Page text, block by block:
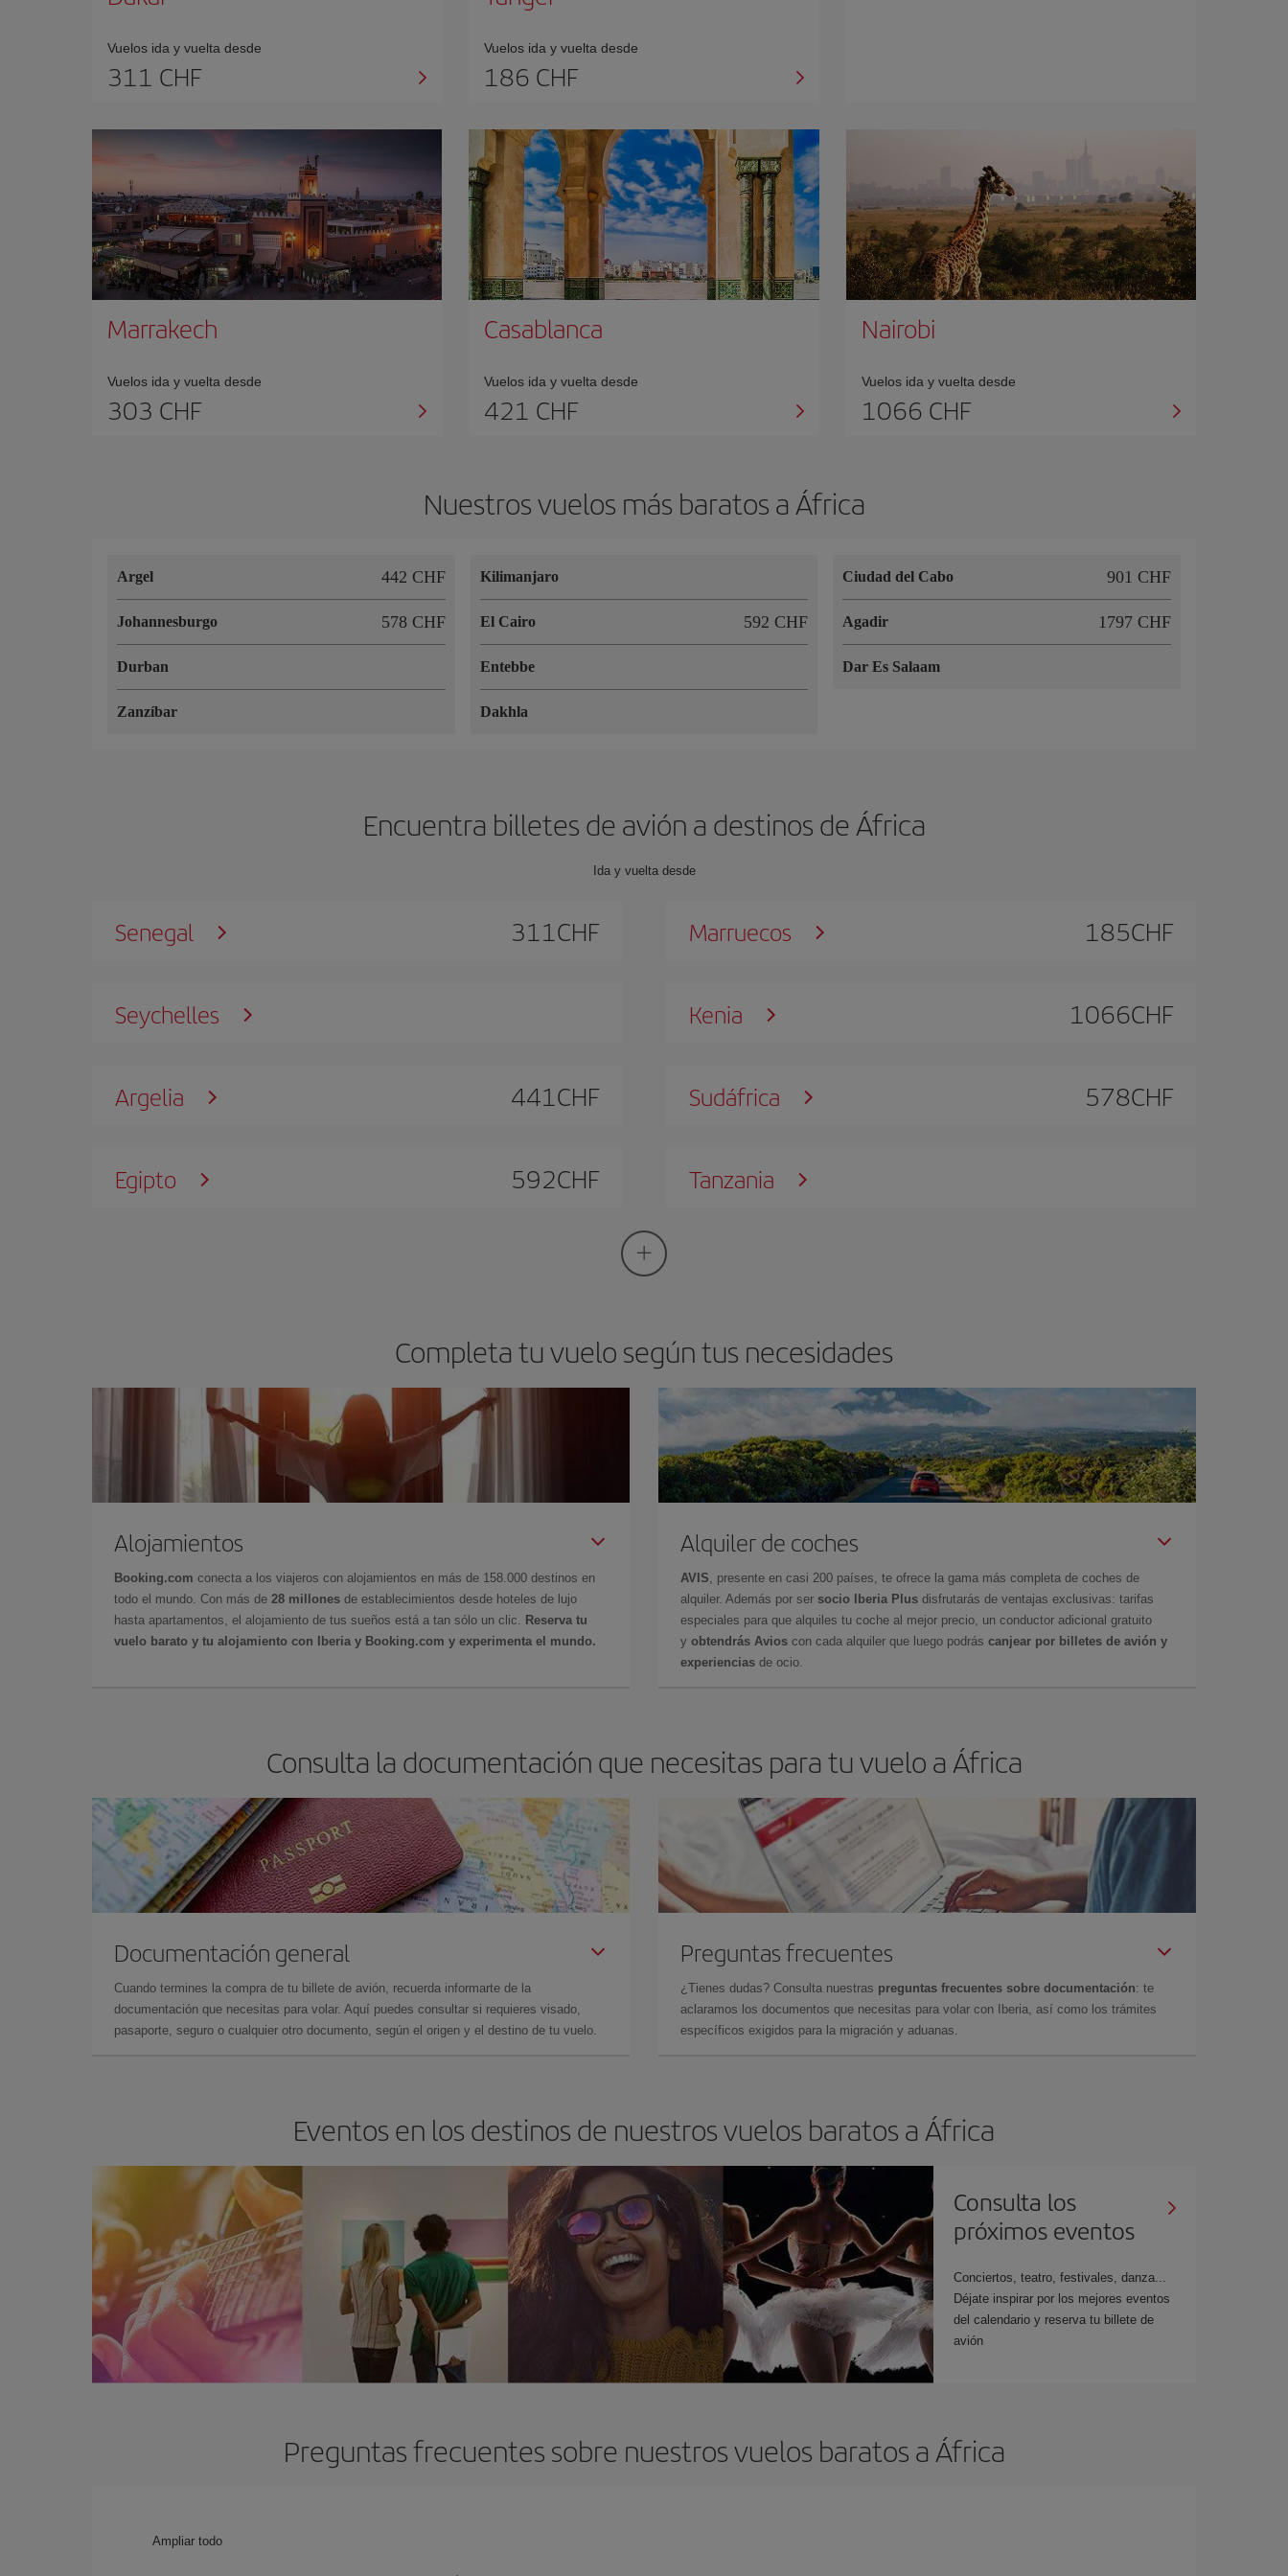
Vuelos ida y vuelta desde
311 CHF
Vuelos ida y vuelta desde
186 CHF
Marrakech
Vuelos ida y vuelta desde
303 CHF
Casablanca
Vuelos ida y vuelta desde
421 CHF
Nairobi
Vuelos ida y vuelta desde
1066 CHF
Nuestros vuelos más baratos a África
Argel 442 CHF
Johannesburgo 578 CHF
Durban
Zanzíbar
Kilimanjaro
El Cairo 592 CHF
Entebbe
Dakhla
Ciudad del Cabo 901 CHF
Agadir 1797 CHF
Dar Es Salaam
Encuentra billetes de avión a destinos de África
Ida y vuelta desde
Senegal 311CHF Marruecos 185CHF
Seychelles Kenia 1066CHF
Argelia 441CHF Sudáfrica 578CHF
Egipto 592CHF Tanzania
Completa tu vuelo según tus necesidades
Alojamientos
Booking.com conecta a los viajeros con alojamientos en más de 158.000 destinos en
todo el mundo. Con más de 28 millones de establecimientos desde hoteles de lujo
hasta apartamentos, el alojamiento de tus sueños está a tan sólo un clic.
Reserva tu
vuelo barato y tu alojamiento con Iberia y Booking.com y experimenta el mundo.
Alquiler de coches
AVIS , presente en casi 200 países, te ofrece la gama más completa de coches de
alquiler. Además por ser socio Iberia Plus disfrutarás de ventajas exclusivas: tarifas
especiales para que alquiles tu coche al mejor precio, un conductor adicional gratuito
y obtendrás Avios con cada alquiler que luego podrás canjear por billetes de avión y
experiencias de ocio.
Consulta la documentación que necesitas para tu vuelo a África
Documentación general
Cuando termines la compra de tu billete de avión, recuerda informarte de la
documentación que necesitas para volar. Aquí puedes consultar si requieres visado,
pasaporte, seguro o cualquier otro documento, según el origen y el destino de tu vuelo.
Preguntas frecuentes
¿Tienes dudas? Consulta nuestras preguntas frecuentes sobre documentación: te
aclaramos los documentos que necesitas para volar con Iberia, así como los trámites
específicos exigidos para la migración y aduanas.
Eventos en los destinos de nuestros vuelos baratos a África
Consulta los
próximos eventos
Conciertos, teatro, festivales, danza...
Déjate inspirar por los mejores eventos
del calendario y reserva tu billete de
avión
Preguntas frecuentes sobre nuestros vuelos baratos a África
Ampliar todo